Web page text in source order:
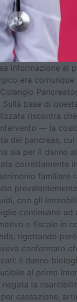
informazione al
era
base di
riscontra
— la
pancreas, cui
per il danno
correttamente
familiare
con gli
continuano
e fiscale in
rigettando
confermato
il danno
al primo
la
cassazione,